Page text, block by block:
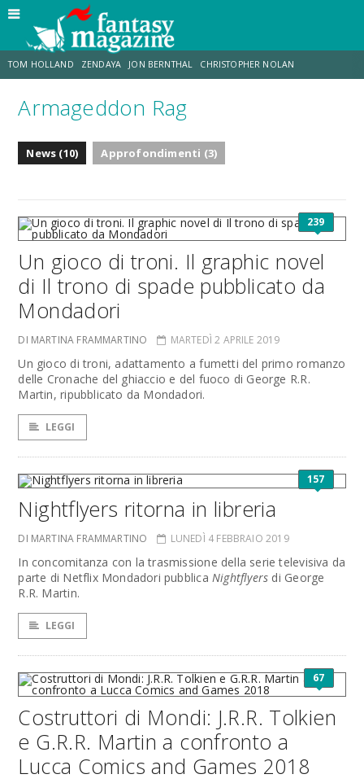
TOM HOLLAND ZENDAYA JON BERNTHAL CHRISTOPHER NOLAN
STRANIMONDI LUCCA COMICS & GAMES
Armageddon Rag
News (10) Approfondimenti (3)
239
Un gioco di troni. Il graphic novel
di Il trono di spade pubblicato da
Mondadori
DI MARTINA FRAMMARTINO MARTEDÌ 2 APRILE 2019
Un gioco di troni, adattamento a fumetti del primo romanzo
delle Cronache del ghiaccio e del fuoco di George R.R.
Martin, ripubblicato da Mondadori.
LEGGI
157
Nightflyers ritorna in libreria
DI MARTINA FRAMMARTINO LUNEDÌ 4 FEBBRAIO 2019
In concomitanza con la trasmissione della serie televisiva da
parte di Netflix Mondadori pubblica Nightflyers di George
R.R. Martin.
LEGGI
67
Costruttori di Mondi: J.R.R. Tolkien
e G.R.R. Martin a confronto a
Lucca Comics and Games 2018